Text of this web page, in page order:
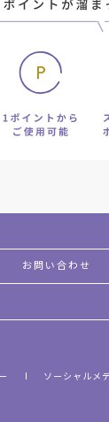
お問い合わせ
ソーシャルメ